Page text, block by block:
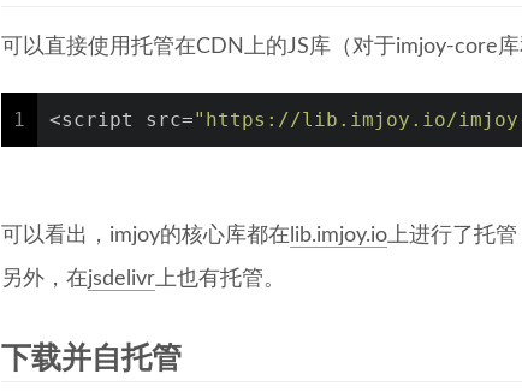
可以直接使用托管在CDN上的JS库（对于imjoy-core
1 <script src="https://lib.imjoy.io/
可以看出，imjoy的核心库都在 lib.imjoy.io上进行了托管
另外，在jsdelivr上也有托管。
下载并自托管